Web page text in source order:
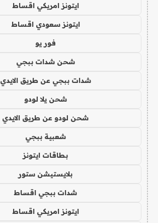
ايتونز امريكي اقساط
ايتونز سعودي اقساط
فور يو
شحن شدات ببجي
شدات ببجي عن طريق الايدي
شحن يلا لودو
شحن لودو عن طريق الايدي
شعبية ببجي
بطاقات ايتونز
بلايستيشن ستور
شدات ببجي اقساط
ايتونز امريكي اقساط